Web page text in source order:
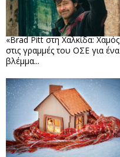
«Brad Pitt στη Χαλκίδα: Χαμός
στις γραμμές του ΟΣΕ για ένα
βλέμμα...